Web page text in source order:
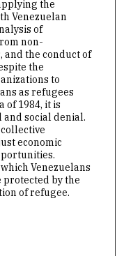
the
Venezuelan
of
non-
and the conduct of
the
to
as refugees
of 1984, it is
social denial.
economic
Venezuelans
protected by the
of refugee.